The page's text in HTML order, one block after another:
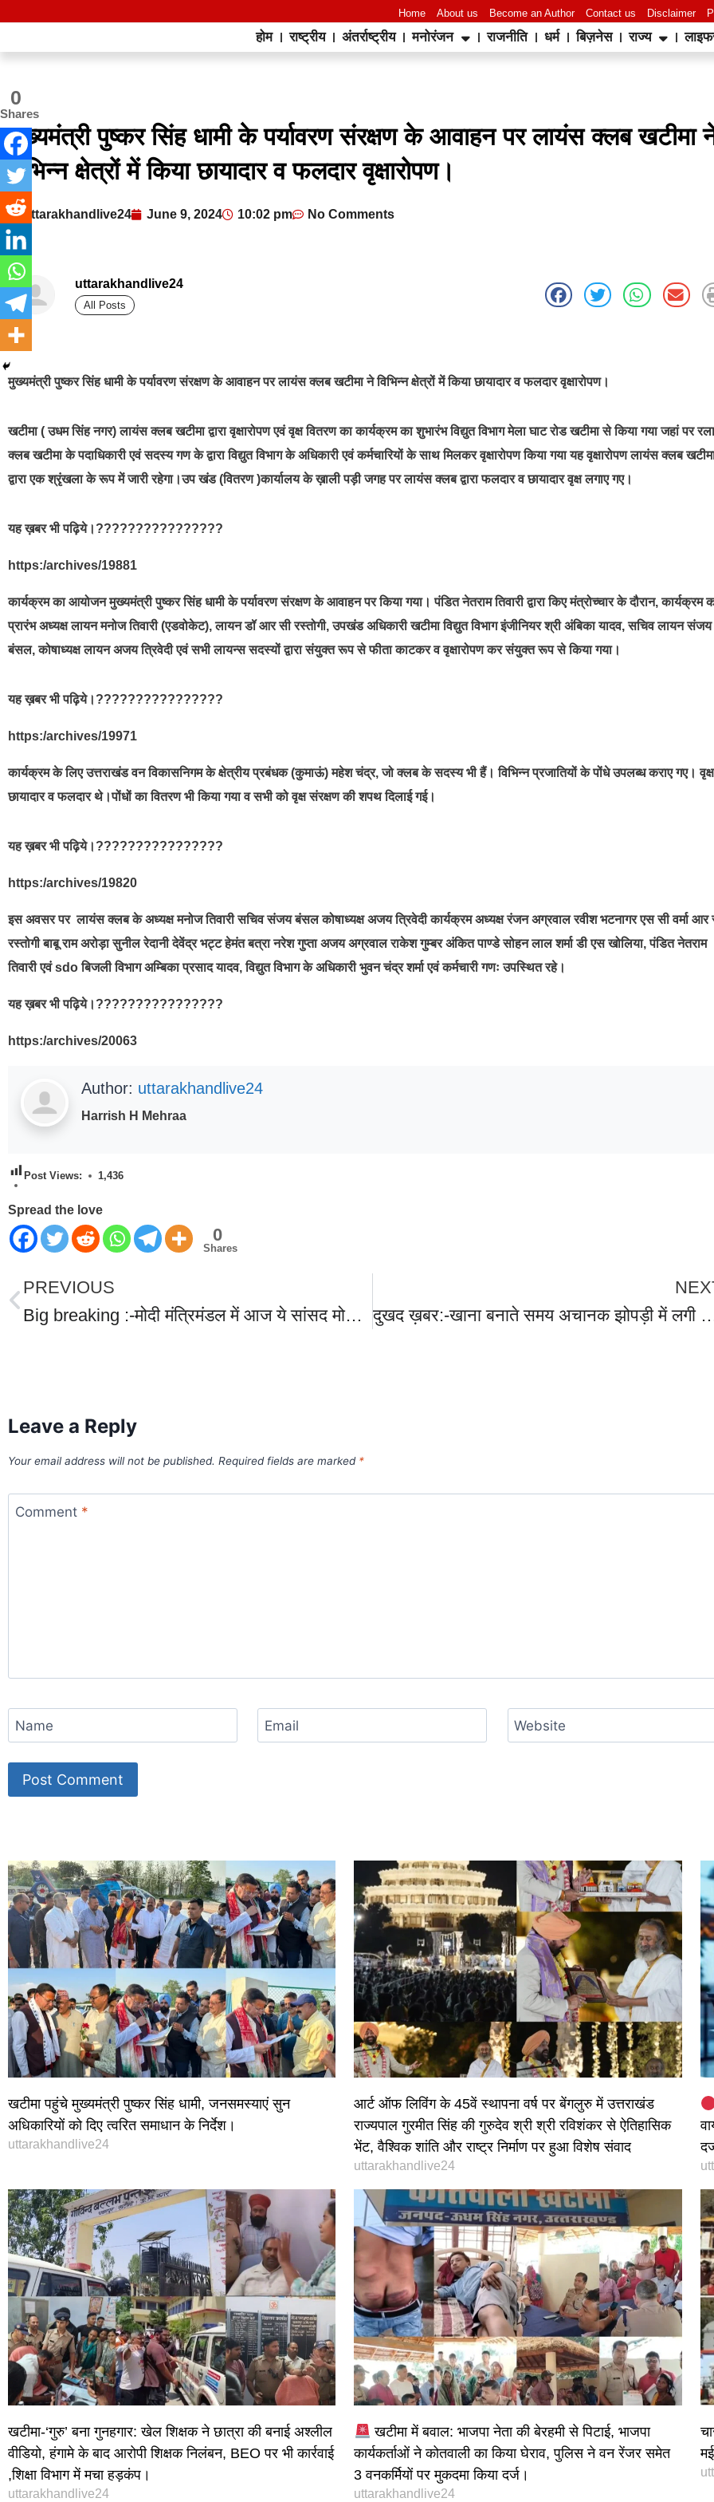
Home About us Become an Author Contact us Disclaimer
होम राष्ट्रीय अंतर्राष्ट्रीय मनोरंजन राजनीति धर्म बिज़नेस राज्य
मुख्यमंत्री पुष्कर सिंह धामी के पर्यावरण संरक्षण के आवाहन पर लायंस क्लब खटीमा
विभिन्न क्षेत्रों में किया छायादार व फलदार वृक्षारोपण।
uttarakhandlive24 June 9, 2024 10:02 pm No Comments
uttarakhandlive24
All Posts
मुख्यमंत्री पुष्कर सिंह धामी के पर्यावरण संरक्षण के आवाहन पर लायंस क्लब खटीमा ने विभिन्न क्षेत्रों में किया छायादार व फलदार वृक्षारोपण।
खटीमा ( उधम सिंह नगर) लायंस क्लब खटीमा द्वारा वृक्षारोपण एवं वृक्ष वितरण का कार्यक्रम का शुभारंभ विद्युत विभाग मेला घाट रोड खटीमा से किया गया जहां पर
क्लब खटीमा के पदाधिकारी एवं सदस्य गण के द्वारा विद्युत विभाग के अधिकारी एवं कर्मचारियों के साथ मिलकर वृक्षारोपण किया गया यह वृक्षारोपण लायंस क्लब
द्वारा एक श्रृंखला के रूप में जारी रहेगा।उप खंड (वितरण )कार्यालय के ख़ाली पड़ी जगह पर लायंस क्लब द्वारा फलदार व छायादार वृक्ष लगाए गए।
यह ख़बर भी पढ़िये।????????????????
https:/archives/19881
कार्यक्रम का आयोजन मुख्यमंत्री पुष्कर सिंह धामी के पर्यावरण संरक्षण के आवाहन पर किया गया। पंडित नेतराम तिवारी द्वारा किए मंत्रोच्चार के दौरान, कार्यक्रम
प्रारंभ अध्यक्ष लायन मनोज तिवारी (एडवोकेट), लायन डॉ आर सी रस्तोगी, उपखंड अधिकारी खटीमा विद्युत विभाग इंजीनियर श्री अंबिका यादव, सचिव लायन संजय
बंसल, कोषाध्यक्ष लायन अजय त्रिवेदी एवं सभी लायन्स सदस्यों द्वारा संयुक्त रूप से फीता काटकर व वृक्षारोपण कर संयुक्त रूप से किया गया।
यह ख़बर भी पढ़िये।????????????????
https:/archives/19971
कार्यक्रम के लिए उत्तराखंड वन विकासनिगम के क्षेत्रीय प्रबंधक (कुमाऊं) महेश चंद्र, जो क्लब के सदस्य भी हैं। विभिन्न प्रजातियों के पोंधे उपलब्ध कराए गए। वृक्ष
छायादार व फलदार थे।पोंधों का वितरण भी किया गया व सभी को वृक्ष संरक्षण की शपथ दिलाई गई।
यह ख़बर भी पढ़िये।????????????????
https:/archives/19820
इस अवसर पर लायंस क्लब के अध्यक्ष मनोज तिवारी सचिव संजय बंसल कोषाध्यक्ष अजय त्रिवेदी कार्यक्रम अध्यक्ष रंजन अग्रवाल रवीश भटनागर एस सी वर्मा आर
रस्तोगी बाबू राम अरोड़ा सुनील रेदानी देवेंद्र भट्ट हेमंत बत्रा नरेश गुप्ता अजय अग्रवाल राकेश गुम्बर अंकित पाण्डे सोहन लाल शर्मा डी एस खोलिया, पंडित नेतराम
तिवारी एवं sdo बिजली विभाग अम्बिका प्रसाद यादव, विद्युत विभाग के अधिकारी भुवन चंद्र शर्मा एवं कर्मचारी गणः उपस्थित रहे।
यह ख़बर भी पढ़िये।????????????????
https:/archives/20063
Author: uttarakhandlive24
Harrish H Mehraa
Post Views: 1,436
Spread the love
0
Shares
0
Shares
PREVIOUS
Big breaking :-मोदी मंत्रिमंडल में आज ये सांसद मोदी मंत्रिमंडल में लेंगे शपथ, उत्तराखंड से आया इस सांसद का नाम भी शामिल।
दुखद ख़बर:-खाना बनाते समय अचानक झोपड़ी में लगी भीषण
Leave a Reply
Your email address will not be published. Required fields are marked *
Comment *
Name Email Website
खटीमा पहुंचे मुख्यमंत्री पुष्कर सिंह धामी, जनसमस्याएं सुन
अधिकारियों को दिए त्वरित समाधान के निर्देश।
uttarakhandlive24
आर्ट ऑफ लिविंग के 45वें स्थापना वर्ष पर बेंगलुरु में उत्तराखंड
राज्यपाल गुरमीत सिंह की गुरुदेव श्री श्री रविशंकर से ऐतिहासिक
भेंट, वैश्विक शांति और राष्ट्र निर्माण पर हुआ विशेष संवाद
uttarakhandlive24
खटीमा-‘गुरु’ बना गुनहगार: खेल शिक्षक ने छात्रा की बनाई अश्लील
वीडियो, हंगामे के बाद आरोपी शिक्षक निलंबन, BEO पर भी कार्रवाई
,शिक्षा विभाग में मचा हड़कंप।
uttarakhandlive24
खटीमा में बवाल: भाजपा नेता की बेरहमी से पिटाई, भाजपा
कार्यकर्ताओं ने कोतवाली का किया घेराव, पुलिस ने वन रेंजर समेत
3 वनकर्मियों पर मुकदमा किया दर्ज।
uttarakhandlive24